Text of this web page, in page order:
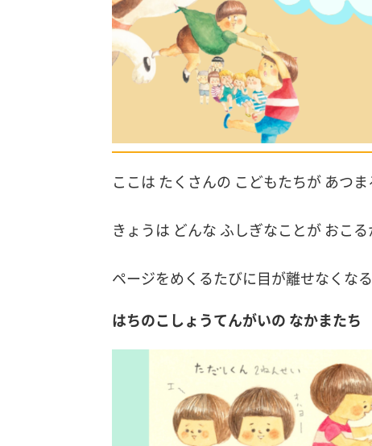
ここは たくさんの こどもたちが あつま
きょうは どんな ふしぎなことが おこる
ページをめくるたびに目が離せなくな
はちのこしょうてんがいの なかまたち